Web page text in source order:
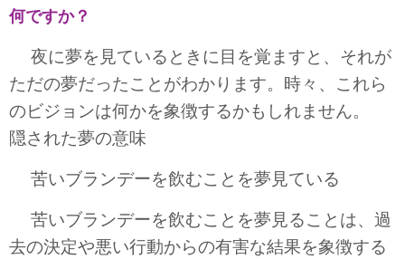
何ですか？
夜に夢を見ているときに目を覚ますと、それが
ただの夢だったことがわかります。時々、これら
のビジョンは何かを象徴するかもしれません。
隠された夢の意味
苦いブランデーを飲むことを夢見ている
苦いブランデーを飲むことを夢見ることは、過
去の決定や悪い行動からの有害な結果を象徴する